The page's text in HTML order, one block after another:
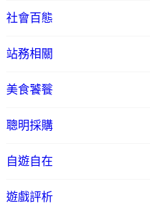
社會百態
站務相關
美食饕餮
聰明採購
自遊自在
遊戲評析